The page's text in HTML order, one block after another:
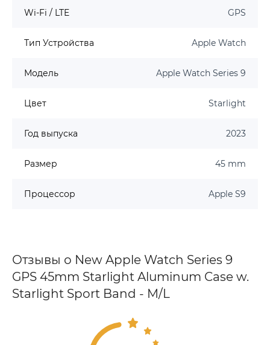
Wi-Fi / LTE GPS
Тип Устройства Apple Watch
Модель Apple Watch Series 9
Цвет Starlight
Год выпуска 2023
Размер 45 mm
Процессор Apple S9
Отзывы о New Apple Watch Series 9
GPS 45mm Starlight Aluminum Case w.
Starlight Sport Band - M/L